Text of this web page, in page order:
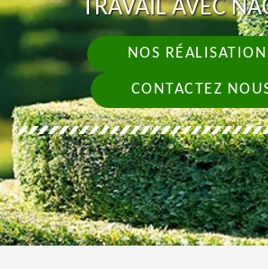
TRAVAIL AVEC
NOS
CONTACTEZ